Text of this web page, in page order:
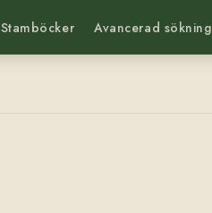
Stamböcker Avancerad sökning